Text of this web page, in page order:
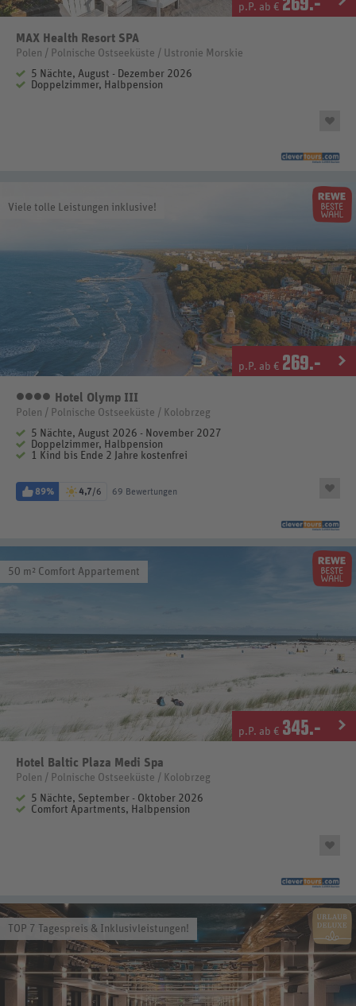
p.P. ab €
MAX Health Resort SPA
Polen / Polnische Ostseeküste / Ustronie Morskie
5 Nächte, August - Dezember 2026
Doppelzimmer, Halbpension
Viele tolle Leistungen inklusive!
p.P. ab € 269.-
4 Sterne
Hotel Olymp III
Polen / Polnische Ostseeküste / Kolobrzeg
5 Nächte, August 2026 - November 2027
Doppelzimmer, Halbpension
1 Kind bis Ende 2 Jahre kostenfrei
89% 4,7/6 69 Bewertungen
50 m² Comfort Appartement
p.P. ab € 345.-
Hotel Baltic Plaza Medi Spa
Polen / Polnische Ostseeküste / Kolobrzeg
5 Nächte, September - Oktober 2026
Comfort Apartments, Halbpension
TOP 7 Tagespreis & Inklusivleistungen!